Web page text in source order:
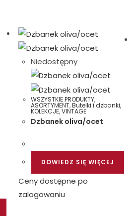
Niedostępny
WSZYSTKIE PRODUKTY,
ASORTYMENT,Butelki i dzbanki,
KOLEKCJE,VINTAGE
Dzbanek oliva/ocet
DOWIEDZ SIĘ WIĘCEJ
Ceny dostępne po
zalogowaniu